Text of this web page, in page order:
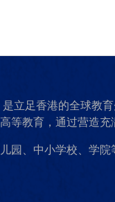
立足香港的全球教
等教育，通过营造
园、中小学校、学